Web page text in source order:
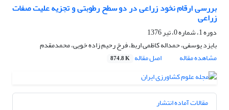
بررسی ارقام نخود زراعی در دو سطح رطوبتی و تجزیه علیت صفات
زراعی
دوره 1، شماره 0، تیر 1376
بایزد یوسفی، حمداله کاظمی اربط، فرخ رحیم زاده خویی، محمدمقدم
مشاهده مقاله
اصل مقاله 874.8 K
مقالات آماده انتشار